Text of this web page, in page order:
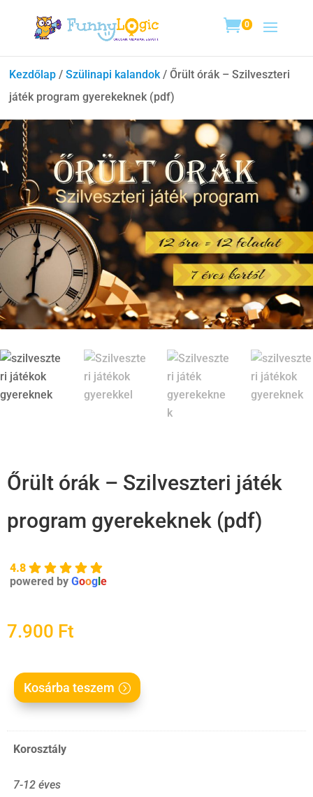
0
Kezdőlap /Szülinapi kalandok/ Őrült órák – Szilveszteri
játék program gyerekeknek (pdf)
Őrült órák – Szilveszteri játék
program gyerekeknek (pdf)
4.8
powered by Goog e
7.900 Ft
Kosárba teszem
Korosztály
7-12 éves